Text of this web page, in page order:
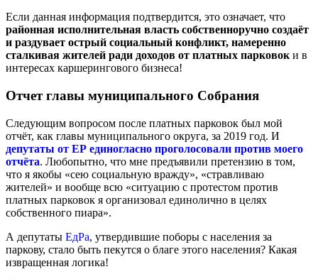
Если данная информация подтвердится, это означает, что
районная исполнительная власть собственноручно создаёт
и раздувает острый социальный конфликт, намеренно
сталкивая жителей ради доходов от платных парковок и в
интересах каршерингового бизнеса!
Отчет главы муниципального Собрания
Следующим вопросом после платных парковок был мой
отчёт, как главы муниципального округа, за 2019 год. И
депутаты от ЕР единогласно проголосовали против моего
отчёта. Любопытно, что мне предъявили претензию в том,
что я якобы «сею социальную вражду», «стравливаю
жителей» и вообще всю «ситуацию с протестом против
платных парковок я организовал единолично в целях
собственного пиара».
А депутаты ЕдРа, утвердившие поборы с населения за
паркову, стало быть пекутся о благе этого населения? Какая
извращенная логика!